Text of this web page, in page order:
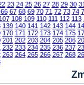
23 24 25 26 27 28 29 30
66 67 68 69 70 71 72 73 74
107 108 109 110 111 112 113
139 140 141 142 143 144
170 171 172 173 174 175
201 202 203 204 205 206
232 233 234 235 236 237
263 264 265 266 267 268